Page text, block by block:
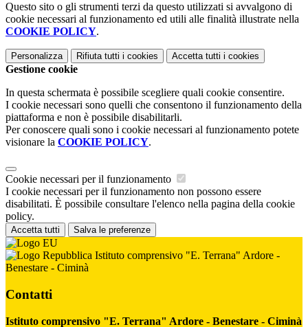
Questo sito o gli strumenti terzi da questo utilizzati si avvalgono di
cookie necessari al funzionamento ed utili alle finalità illustrate nella
COOKIE POLICY.
Personalizza Rifiuta tutti i cookies Accetta tutti i cookies
Gestione cookie
In questa schermata è possibile scegliere quali cookie consentire.
I cookie necessari sono quelli che consentono il funzionamento della
piattaforma e non è possibile disabilitarli.
Per conoscere quali sono i cookie necessari al funzionamento potete
visionare la COOKIE POLICY.
Cookie necessari per il funzionamento
I cookie necessari per il funzionamento non possono essere
disabilitati. È possibile consultare l'elenco nella pagina della cookie
policy.
Accetta tutti Salva le preferenze
Istituto comprensivo "E. Terrana" Ardore -
Benestare - Ciminà
Contatti
Istituto comprensivo "E. Terrana" Ardore - Benestare - Ciminà